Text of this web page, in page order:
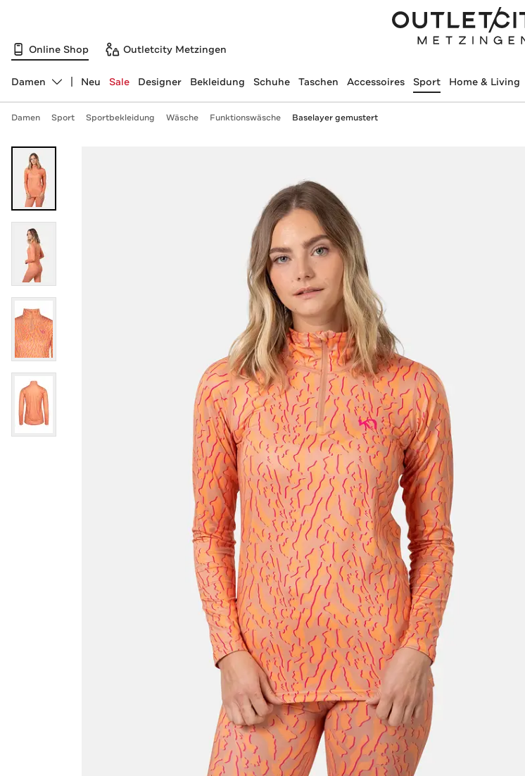
Online Shop Outletcity Metzingen
Abteilung ändern, ausgewählt:
Damen Neu Sale Designer Bekleidung Schuhe Taschen Accessoires Sport Home & Living
Damen Sport Sportbekleidung Wäsche Funktionswäsche Baselayer gemustert